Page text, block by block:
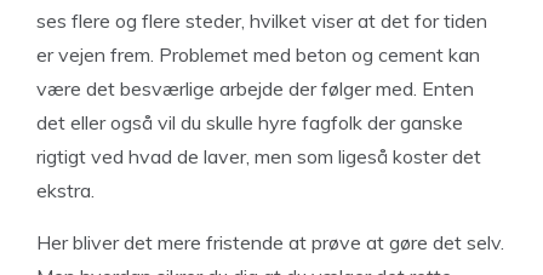
ses flere og flere steder, hvilket viser at det for tiden
er vejen frem. Problemet med beton og cement kan
være det besværlige arbejde der følger med. Enten
det eller også vil du skulle hyre fagfolk der ganske
rigtigt ved hvad de laver, men som ligeså koster det
ekstra.
Her bliver det mere fristende at prøve at gøre det selv.